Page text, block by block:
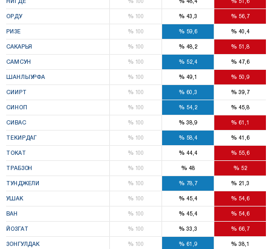
ОРДУ %100 % 43,3 % 56,7
РИЗЕ %100 % 59,6 % 40,4
САКАРЬЯ %100 % 48,2 % 51,8
САМСУН %100 % 52,4 % 47,6
ШАНЛЫУРФА %100 % 49,1 % 50,9
СИИРТ %100 % 60,3 % 39,7
СИНОП %100 % 54,2 % 45,8
СИВАС %100 % 38,9 % 61,1
ТЕКИРДАГ %100 % 58,4 % 41,6
ТОКАТ %100 % 44,4 % 55,6
ТРАБЗОН %100 % 48 % 52
ТУНДЖЕЛИ %100 % 78,7 % 21,3
УШАК %100 % 45,4 % 54,6
ВАН %100 % 45,4 % 54,6
ЙОЗГАТ %100 % 33,3 % 66,7
ЗОНГУЛДАК %100 % 61,9 % 38,1